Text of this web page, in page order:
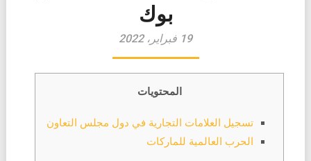
بوك
19 فبراير، 2022
المحتويات
تسجيل العلامات التجارية في دول مجلس التعاون
الحرب العالمية للماركات